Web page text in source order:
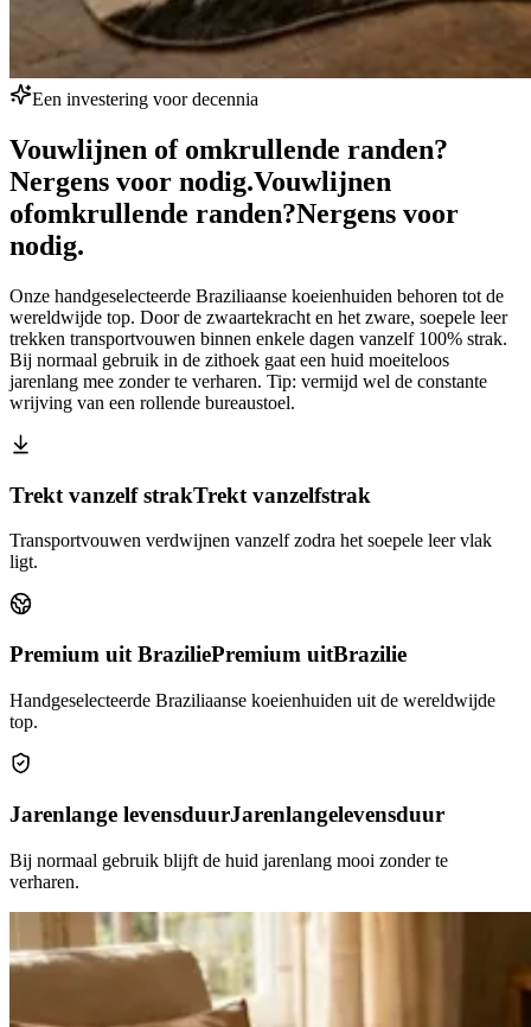
Een investering voor decennia
Vouwlijnen of omkrullende randen?
Nergens voor nodig.Vouwlijnen
ofomkrullende randen?Nergens voor
nodig.
Onze handgeselecteerde Braziliaanse koeienhuiden behoren tot de
wereldwijde top. Door de zwaartekracht en het zware, soepele leer
trekken transportvouwen binnen enkele dagen vanzelf 100% strak.
Bij normaal gebruik in de zithoek gaat een huid moeiteloos
jarenlang mee zonder te verharen. Tip: vermijd wel de constante
wrijving van een rollende bureaustoel.
Trekt vanzelf strakTrekt vanzelfstrak
Transportvouwen verdwijnen vanzelf zodra het soepele leer vlak
ligt.
Premium uit BraziliePremium uitBrazilie
Handgeselecteerde Braziliaanse koeienhuiden uit de wereldwijde
top.
Jarenlange levensduurJarenlangelevensduur
Bij normaal gebruik blijft de huid jarenlang mooi zonder te
verharen.